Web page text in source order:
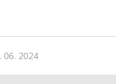
06. 2024